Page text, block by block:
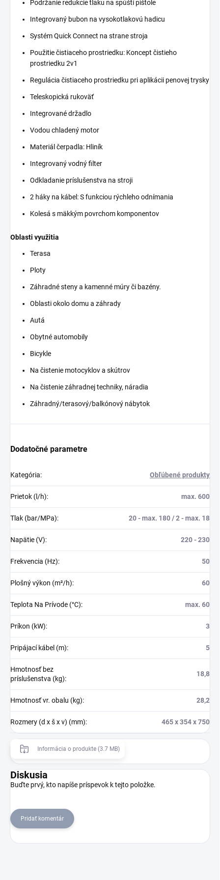
Podržanie redukcie tlaku na spúšti pištole
Integrovaný bubon na vysokotlakovú hadicu
SystémQuick Connect na strane stroja
Použitie čistiaceho prostriedku: Koncept čistieho
prostriedku 2v1
Regulácia čistiaceho prostriedku pri aplikácii penovej trysky
Teleskopická rukoväť
Integrované držadlo
Vodou chladený motor
Materiál čerpadla: Hliník
Integrovaný vodný filter
Odkladanie príslušenstva na stroji
2 háky na kábel: S funkciou rýchleho odnímania
Kolesá s mäkkým povrchom komponentov
Oblasti využitia
Terasa
Ploty
Záhradné steny a kamenné múry či bazény.
Oblasti okolo domu a záhrady
Autá
Obytné automobily
Bicykle
Na čistenie motocyklov a skútrov
Na čistenie záhradnej techniky, náradia
Záhradný/terasový/balkónový nábytok
Dodatočné parametre
Kategória: Obľúbené produkty
Prietok (l/h): max. 600
Tlak (bar/MPa): 20 - max. 180 / 2 - max. 18
Napätie (V): 220 - 230
Frekvencia (Hz): 50
Plošný výkon (m²/h): 60
Teplota Na Prívode (°C): max. 60
Príkon (kW): 3
Pripájací kábel (m): 5
Hmotnosť bez
príslušenstva (kg):
18,8
Hmotnosť vr. obalu (kg): 28,2
Rozmery (d x š x v) (mm): 465 x 354 x 750
Informácia o produkte (3.7 MB)
Diskusia
Buďte prvý, kto napíše príspevok k tejto položke.
Pridať komentár